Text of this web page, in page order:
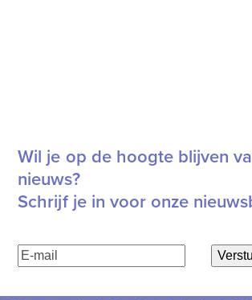
Wil je op de hoogte blijven
nieuws?
Schrijf je in voor onze
E-
mailadres(Vereist)